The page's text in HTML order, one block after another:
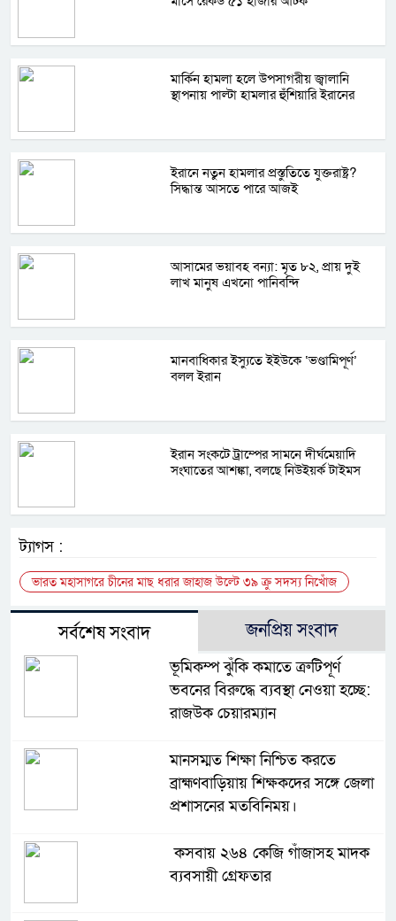
মার্কিন হামলা হলে উপসাগরীয় জ্বালানি
স্থাপনায় পাল্টা হামলার হুঁশিয়ারি ইরানের
ইরানে নতুন হামলার প্রস্তুতিতে যুক্তরাষ্ট্র?
সিদ্ধান্ত আসতে পারে আজই
আসামের ভয়াবহ বন্যা: মৃত ৮২, প্রায় দুই
লাখ মানুষ এখনো পানিবন্দি
মানবাধিকার ইস্যুতে ইইউকে ‘ভণ্ডামিপূর্ণ’
বলল ইরান
ইরান সংকটে ট্রাম্পের সামনে দীর্ঘমেয়াদি
সংঘাতের আশঙ্কা, বলছে নিউইয়র্ক টাইমস
ট্যাগস :
ভারত মহাসাগরে চীনের মাছ ধরার জাহাজ উল্টে ৩৯ ক্রু সদস্য নিখোঁজ
সর্বশেষ সংবাদ জনপ্রিয় সংবাদ
ভূমিকম্প ঝুঁকি কমাতে ত্রুটিপূর্ণ
ভবনের বিরুদ্ধে ব্যবস্থা নেওয়া হচ্ছে:
রাজউক চেয়ারম্যান
মানসম্মত শিক্ষা নিশ্চিত করতে
ব্রাহ্মণবাড়িয়ায় শিক্ষকদের সঙ্গে জেলা
প্রশাসনের মতবিনিময়।
কসবায় ২৬৪ কেজি গাঁজাসহ মাদক
ব্যবসায়ী গ্রেফতার